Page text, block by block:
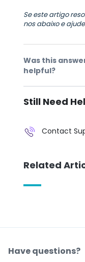
Se este artigo
nos abaixo e
Was this
helpful?
Still Need
Contact
Related
Have questions?